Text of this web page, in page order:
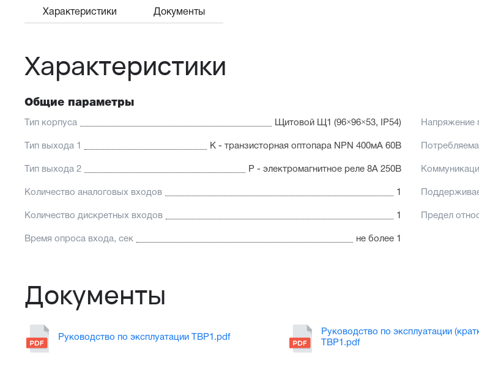
Характеристики Документы
Характеристики
Общие параметры
Тип корпуса Щитовой Щ1 (96×96×53, IP54) Напряжение
Тип выхода 1 К - транзисторная оптопара NPN 400мА 60В
Тип выхода 2 Р - электромагнитное реле 8А 250В
Количество аналоговых входов 1
Количество дискретных входов 1 Предел
Время опроса входа, сек не более 1
Документы
Руководство по эксплуатации ТВР1.pdf
Руководство по эксплуатации
ТВР1.pdf